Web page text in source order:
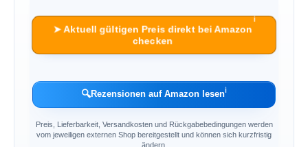
➤ Aktuell gültigen Preis direkt bei Amazon
checken
ℹ︎
🔍Rezensionen auf Amazon lesenℹ︎
Preis, Lieferbarkeit, Versandkosten und Rückgabebedingungen werden
vom jeweiligen externen Shop bereitgestellt und können sich kurzfristig
ändern.